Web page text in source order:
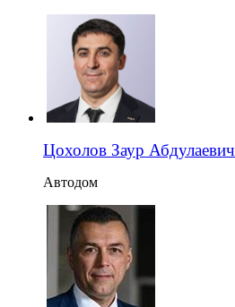
Цохолов Заур Абдулаевич
Автодом